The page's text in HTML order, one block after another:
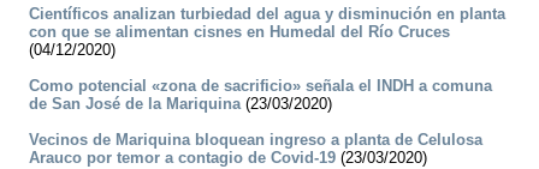
Científicos analizan turbiedad del agua y disminución en planta
con que se alimentan cisnes en Humedal del Río Cruces
(04/12/2020)
Como potencial «zona de sacrificio» señala el INDH a comuna
de San José de la Mariquina(23/03/2020)
Vecinos de Mariquina bloquean ingreso a planta de Celulosa
Arauco por temor a contagio de Covid-19 (23/03/2020)